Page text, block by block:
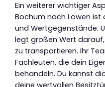
Ein weiterer wichtiger
Bochum nach Löwen ist
und Wertgegenstände.
legt großen Wert
zu transportieren. Ihr
Fachleuten, die dein
behandeln. Du kannst